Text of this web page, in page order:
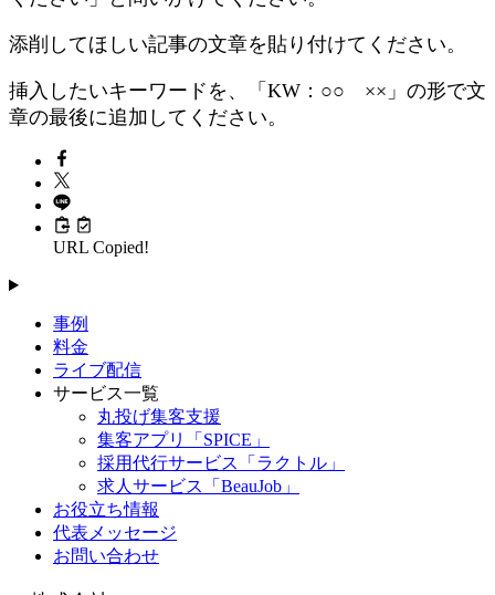
添削してほしい記事の文章を貼り付けてください。
挿入したいキーワードを、「KW：○○ ××」の形で文
章の最後に追加してください。
URL Copied!
事例
料金
ライブ配信
サービス一覧
丸投げ集客支援
集客アプリ「SPICE」
採用代行サービス「ラクトル」
求人サービス「BeauJob」
お役立ち情報
代表メッセージ
お問い合わせ